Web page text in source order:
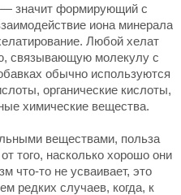
значит формирующий с
иона минерала
Любой хелат
связывающую молекулу с
обычно используются
органические кислоты,
химические вещества.
веществами, польза
того, насколько хорошо они
что-то не усваивает, это
редких случаев, когда, к